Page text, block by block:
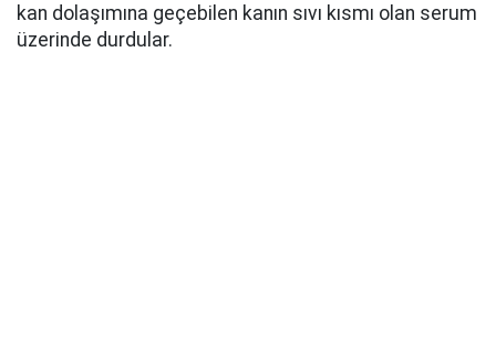
kan dolaşımına geçebilen kanın sıvı kısmı olan serum
üzerinde durdular.